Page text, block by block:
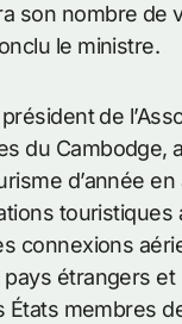
son nombre de
le ministre.
de
du Cambodge,
d’année en
touristiques
connexions
étrangers
membres de